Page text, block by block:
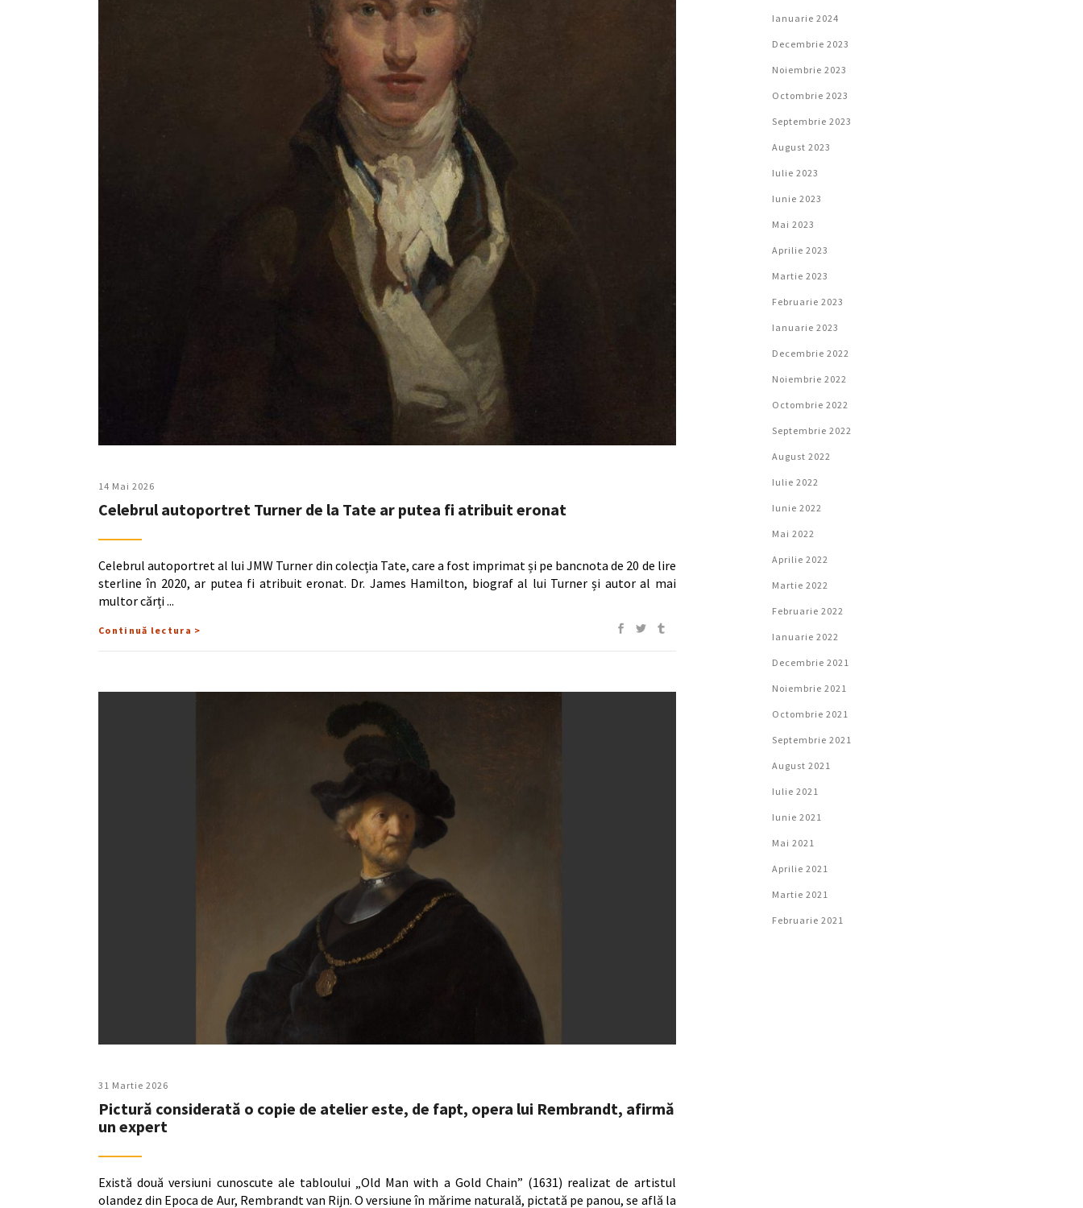
14 Mai 2026
Celebrul autoportret Turner de la Tate ar putea fi atribuit eronat
Celebrul autoportret al lui JMW Turner din colecția Tate, care a fost imprimat și pe bancnota de 20 de lire
sterline în 2020, ar putea fi atribuit eronat. Dr. James Hamilton, biograf al lui Turner și autor al mai
multor cărți
Continuă lectura >
31 Martie 2026
Pictură considerată o copie de atelier este, de fapt, opera lui Rembrandt, afirmă
un expert
Există două versiuni cunoscute ale tabloului „Old Man with a Gold Chain” (1631) realizat de artistul
olandez din Epoca de Aur, Rembrandt van Rijn. O versiune în mărime naturală, pictată pe panou, se află la
Ianuarie 2024
Decembrie 2023
Noiembrie 2023
Octombrie 2023
Septembrie 2023
August 2023
Iulie 2023
Iunie 2023
Mai 2023
Aprilie 2023
Martie 2023
Februarie 2023
Ianuarie 2023
Decembrie 2022
Noiembrie 2022
Octombrie 2022
Septembrie 2022
August 2022
Iulie 2022
Iunie 2022
Mai 2022
Aprilie 2022
Martie 2022
Februarie 2022
Ianuarie 2022
Decembrie 2021
Noiembrie 2021
Octombrie 2021
Septembrie 2021
August 2021
Iulie 2021
Iunie 2021
Mai 2021
Aprilie 2021
Martie 2021
Februarie 2021